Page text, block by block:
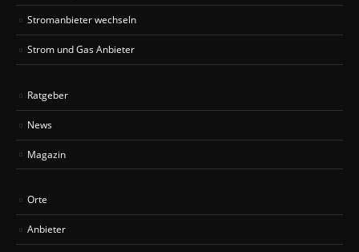
Stromanbieter wechseln
Strom und Gas Anbieter
Ratgeber
News
Magazin
Orte
Anbieter